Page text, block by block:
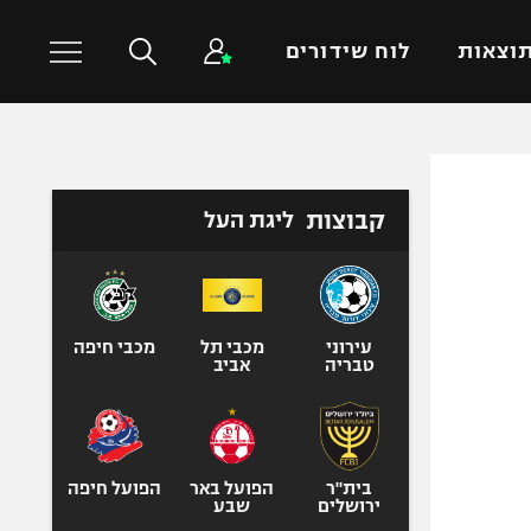
תוצאות לוח שידורים
טניס
כדורעף
ספורט אולימפי
היאבקות WWE
קבוצות ליגת העל
עירוני
טבריה
מכבי תל
אביב
מכבי חיפה
בית"ר
ירושלים
הפועל באר
שבע
הפועל חיפה